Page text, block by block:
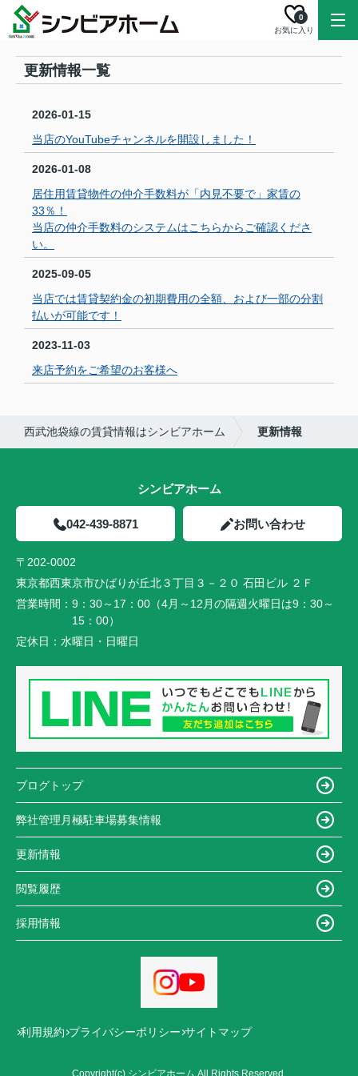
お気に入り
0
更新情報一覧
2026-01-15
当店のYouTubeチャンネルを開設しました！
2026-01-08
居住用賃貸物件の仲介手数料が「内見不要で」家賃の
33％！
当店の仲介手数料のシステムはこちらからご確認くださ
い。
2025-09-05
当店では賃貸契約金の初期費用の全額、および一部の分割
払いが可能です！
2023-11-03
来店予約をご希望のお客様へ
西武池袋線の賃貸情報はシンビアホーム 更新情報
シンビアホーム
042-439-8871 お問い合わせ
〒202-0002
東京都西東京市ひばりが丘北３丁目３－２０ 石田ビル ２Ｆ
営業時間： 9：30～17：00（4月～12月の隔週火曜日は9：30～
15：00）
定休日： 水曜日・日曜日
ブログトップ
弊社管理月極駐車場募集情報
更新情報
閲覧履歴
採用情報
利用規約 プライバシーポリシー サイトマップ
Copyright(c) シンビアホーム All Rights Reserved.